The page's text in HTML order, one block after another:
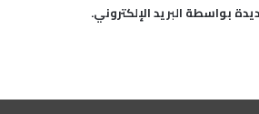
بواسطة البريد الإلكتروني.